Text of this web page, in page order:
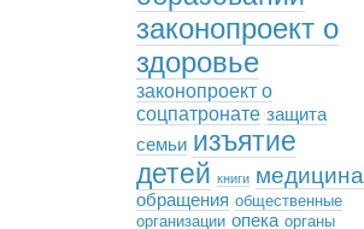
законопроект о
здоровье
законопроект о
соцпатронате защита
семьи изъятие
детей книги медицина
обращения общественные
организации опека органы